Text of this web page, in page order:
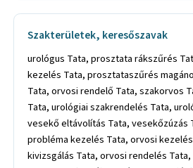
Szakterületek, keresőszavak
urológus Tata, prosztata rákszűrés
kezelés Tata, prosztataszűrés
Tata, orvosi rendelő Tata, szakorvos
Tata, urológiai szakrendelés Tata,
vesekő eltávolítás Tata, vesekőzúzás
probléma kezelés Tata, orvosi
kivizsgálás Tata, orvosi rendelés